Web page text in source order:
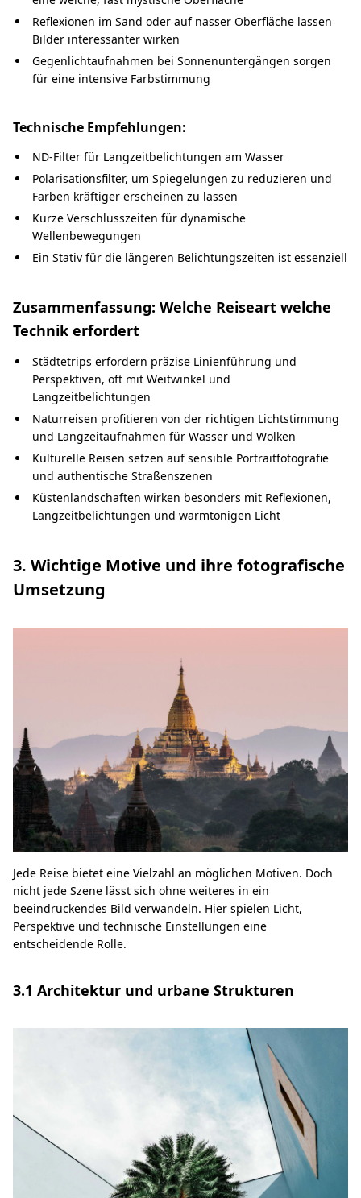
Reflexionen im Sand oder auf nasser Oberfläche lassen
Bilder interessanter wirken
Gegenlichtaufnahmen bei Sonnenuntergängen sorgen
für eine intensive Farbstimmung
Technische Empfehlungen:
ND-Filter für Langzeitbelichtungen am Wasser
Polarisationsfilter, um Spiegelungen zu reduzieren und
Farben kräftiger erscheinen zu lassen
Kurze Verschlusszeiten für dynamische
Wellenbewegungen
Ein Stativ für die längeren Belichtungszeiten ist essenziell
Zusammenfassung: Welche Reiseart welche
Technik erfordert
Städtetrips erfordern präzise Linienführung und
Perspektiven, oft mit Weitwinkel und
Langzeitbelichtungen
Naturreisen profitieren von der richtigen Lichtstimmung
und Langzeitaufnahmen für Wasser und Wolken
Kulturelle Reisen setzen auf sensible Portraitfotografie
und authentische Straßenszenen
Küstenlandschaften wirken besonders mit Reflexionen,
Langzeitbelichtungen und warmtonigen Licht
3. Wichtige Motive und ihre fotografische
Umsetzung
Jede Reise bietet eine Vielzahl an möglichen Motiven. Doch
nicht jede Szene lässt sich ohne weiteres in ein
beeindruckendes Bild verwandeln. Hier spielen Licht,
Perspektive und technische Einstellungen eine
entscheidende Rolle.
3.1 Architektur und urbane Strukturen